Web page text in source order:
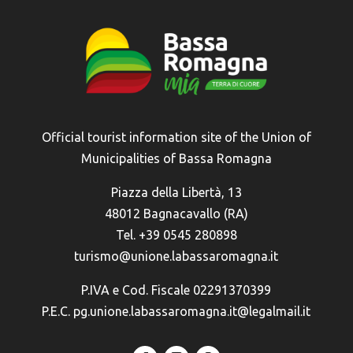
Official tourist information site of the Union of
Municipalities of Bassa Romagna
Piazza della Libertà, 13
48012 Bagnacavallo (RA)
Tel. +39 0545 280898
turismo@unione.labassaromagna.it
P.IVA e Cod. Fiscale 02291370399
P.E.C. pg.unione.labassaromagna.it@legalmail.it